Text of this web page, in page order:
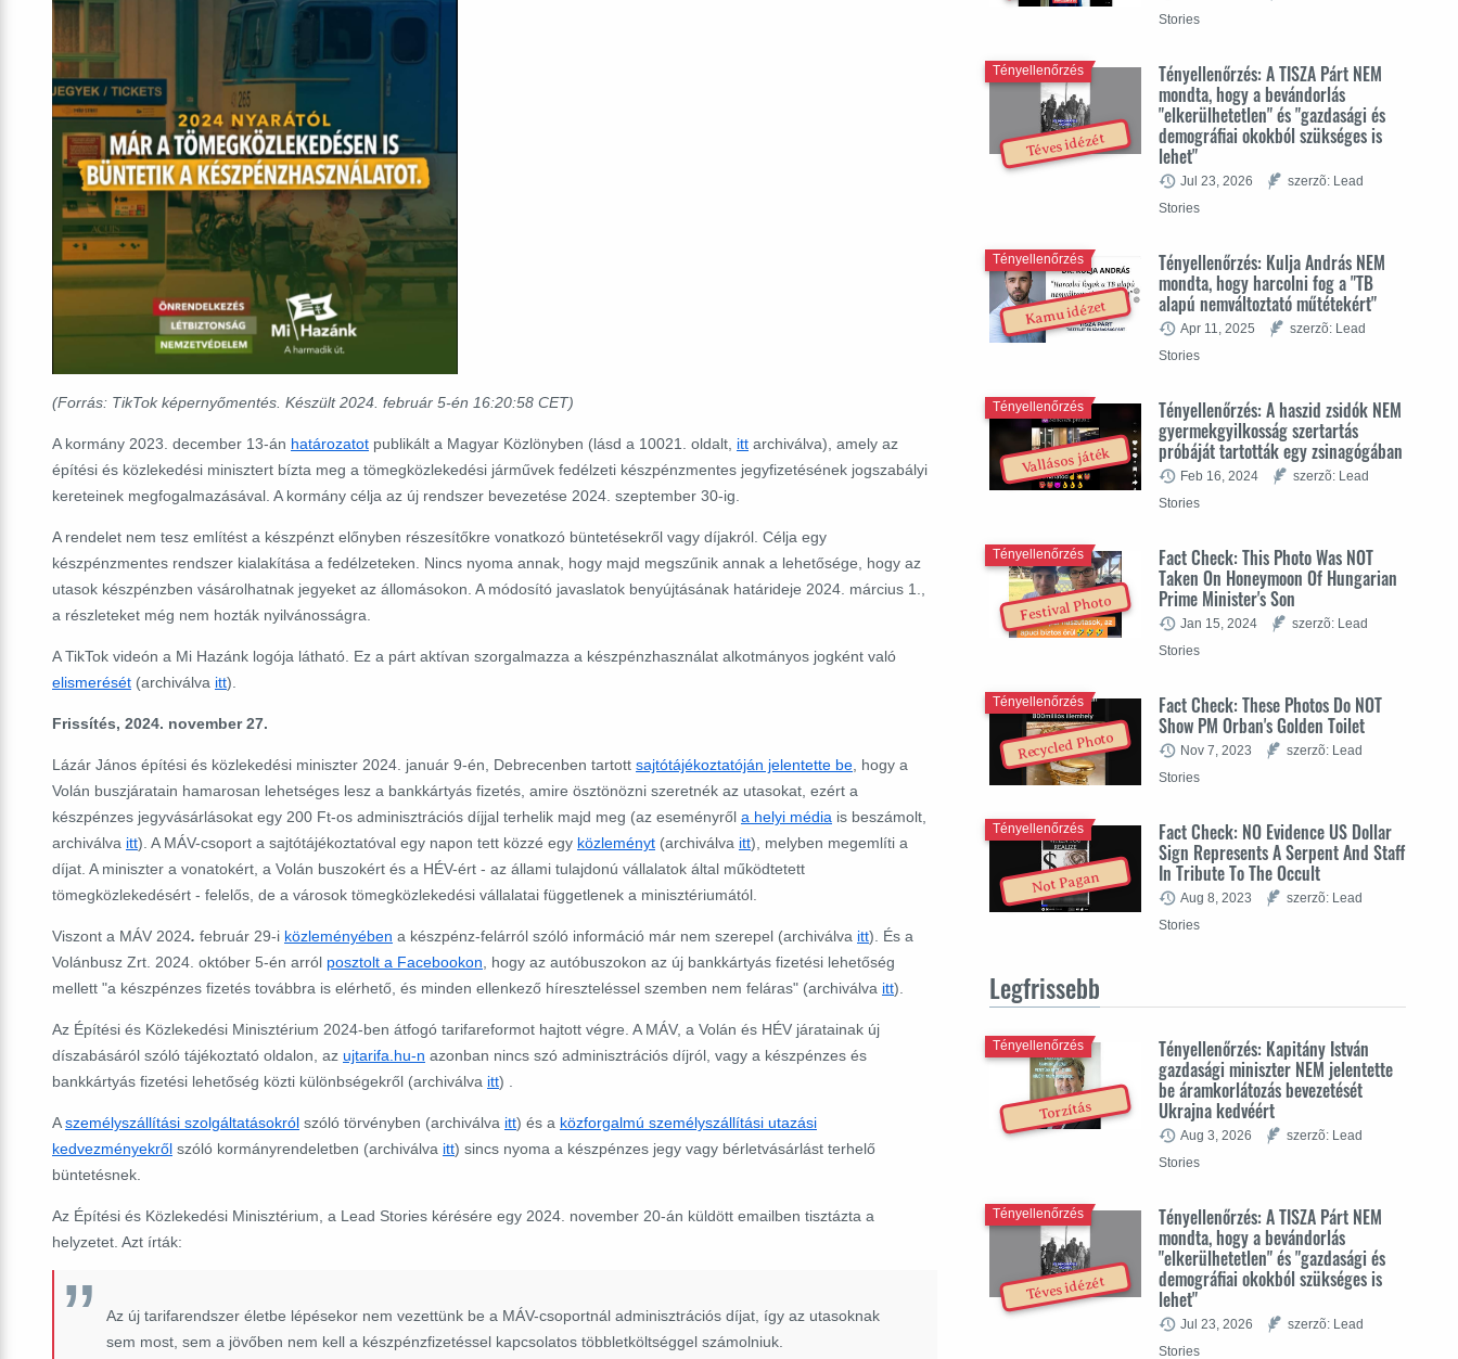
(Forrás: TikTok képernyőmentés. Készült2024. február 5-én 16:20:58 CET)
A kormány 2023. december 13-án határozatot publikált a Magyar Közlönyben (lásd a 10021. oldalt, itt archiválva), amely az
építési és közlekedési minisztert bízta meg a tömegközlekedési járművek fedélzeti készpénzmentes jegyfizetésének jogszabályi
kereteinek megfogalmazásával. A kormány célja az új rendszer bevezetése 2024. szeptember 30-ig.
A rendelet nem tesz említést a készpénzt előnyben részesítőkre vonatkozó büntetésekről vagy díjakról. Célja egy
készpénzmentes rendszer kialakítása a fedélzeteken. Nincs nyoma annak, hogy majd megszűnik annak a lehetősége, hogy az
utasok készpénzben vásárolhatnak jegyeket az állomásokon. A módosító javaslatok benyújtásának határideje 2024. március 1.,
a részleteket még nem hozták nyilvánosságra.
A TikTok videón a Mi Hazánk logója látható. Ez a párt aktívan szorgalmazza a készpénzhasználat alkotmányos jogként való
elismerését (archiválva itt).
Frissítés, 2024. november 27.
Lázár János építési és közlekedési miniszter 2024. január 9-én, Debrecenben tartott sajtótájékoztatóján jelentette be , hogy a
Volán buszjáratain hamarosan lehetséges lesz a bankkártyás fizetés, amire ösztönözni szeretnék az utasokat, ezért a
készpénzes jegyvásárlásokat egy 200 Ft-os adminisztrációs díjjal terhelik majd meg (az eseményről a helyi média is beszámolt,
archiválva itt). A MÁV-csoport a sajtótájékoztatóval egy napon tett közzé egy közleményt (archiválva itt), melyben megemlíti a
díjat. A miniszter a vonatokért, a Volán buszokért és a HÉV-ért - az állami tulajdonú vállalatok által működtetett
tömegközlekedésért - felelős, de a városok tömegközlekedési vállalatai függetlenek a minisztériumától.
Viszont a MÁV 2024. február 29-i közleményében a készpénz-felárról szóló információ már nem szerepel (archiválva itt). És a
Volánbusz Zrt. 2024. október 5-én arról posztolt a Facebookon , hogy az autóbuszokon az új bankkártyás fizetési lehetőség
mellett "a készpénzes fizetés továbbra is elérhető, és minden ellenkező híreszteléssel szemben nem feláras" (archiválva itt).
Az Építési és Közlekedési Minisztérium 2024-ben átfogó tarifareformot hajtott végre. A MÁV, a Volán és HÉV járatainak új
díszabásáról szóló tájékoztató oldalon, az ujtarifa.hu-n azonban nincs szó adminisztrációs díjról, vagy a készpénzes és
bankkártyás fizetési lehetőség közti különbségekről (archiválva itt) .
Aszemélyszállítási szolgáltatásokról szóló törvényben (archiválva itt) és a közforgalmú személyszállítási utazási
kedvezményekről szóló kormányrendeletben (archiválva itt) sincs nyoma a készpénzes jegy vagy bérletvásárlást terhelő
büntetésnek.
Az Építési és Közlekedési Minisztérium, a Lead Stories kérésére egy 2024. november 20-án küldött emailben tisztázta a
helyzetet. Azt írták:
Az új tarifarendszer életbe lépésekor nem vezettünk be a MÁV-csoportnál adminisztrációs díjat, így az utasoknak
sem most, sem a jövőben nem kell a készpénzfizetéssel kapcsolatos többletköltséggel számolniuk.
Stories
Téves idézét
Tényellenőrzés: A TISZA Párt NEM
mondta, hogy a bevándorlás
"elkerülhetetlen" és "gazdasági és
demográfiai okokból szükséges is
lehet"
Tényellenőrzés
Jul 23, 2026
szerzõ: Lead
Stories
Kamu idézet
Tényellenőrzés: Kulja András NEM
mondta, hogy harcolni fog a "TB
alapú nemváltoztató műtétekért"
Tényellenőrzés
Apr 11, 2025
szerzõ: Lead
Stories
Vallásos játék
Tényellenőrzés: A haszid zsidók NEM
gyermekgyilkosság szertartás
próbáját tartották egy zsinagógában
Tényellenőrzés
Feb 16, 2024
szerzõ: Lead
Stories
Festival Photo
Fact Check: This Photo Was NOT
Taken On Honeymoon Of Hungarian
Prime Minister's Son
Tényellenőrzés
Jan 15, 2024
szerzõ: Lead
Stories
Recycled Photo
Fact Check: These Photos Do NOT
Show PM Orban's Golden Toilet
Tényellenőrzés
Nov 7, 2023
szerzõ: Lead
Stories
Not Pagan
Fact Check: NO Evidence US Dollar
Sign Represents A Serpent And Staff
In Tribute To The Occult
Tényellenőrzés
Aug 8, 2023
szerzõ: Lead
Stories
Legfrissebb
Torzítás
Tényellenőrzés: Kapitány István
gazdasági miniszter NEM jelentette
be áramkorlátozás bevezetését
Ukrajna kedvéért
Tényellenőrzés
Aug 3, 2026
szerzõ: Lead
Stories
Téves idézét
Tényellenőrzés: A TISZA Párt NEM
mondta, hogy a bevándorlás
"elkerülhetetlen" és "gazdasági és
demográfiai okokból szükséges is
lehet"
Tényellenőrzés
Jul 23, 2026
szerzõ: Lead
Stories